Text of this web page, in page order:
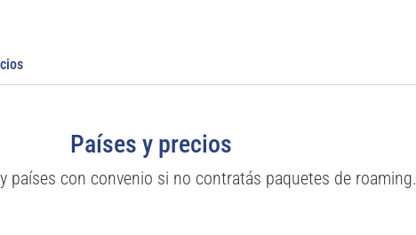
Países y precios
países con convenio si no contratás paquetes de roaming.